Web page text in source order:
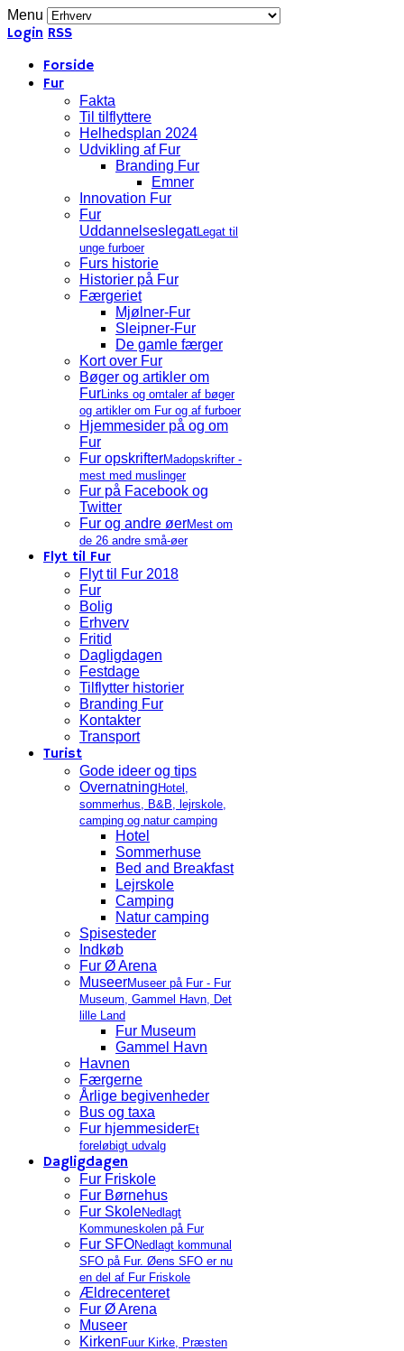
Menu
Login RSS
Forside
Fur
Fakta
Til tilflyttere
Helhedsplan 2024
Udvikling af Fur
Branding Fur
Emner
Innovation Fur
Fur
UddannelseslegatLegat til
unge furboer
Furs historie
Historier på Fur
Færgeriet
Mjølner-Fur
Sleipner-Fur
De gamle færger
Kort over Fur
Bøger og artikler om
FurLinks og omtaler af bøger
og artikler om Fur og af furboer
Hjemmesider på og om
Fur
Fur opskrifterMadopskrifter -
mest med muslinger
Fur på Facebook og
Twitter
Fur og andre øerMest om
de 26 andre små-øer
Flyt til Fur
Flyt til Fur 2018
Fur
Bolig
Erhverv
Fritid
Dagligdagen
Festdage
Tilflytter historier
Branding Fur
Kontakter
Transport
Turist
Gode ideer og tips
Overnatning Hotel,
sommerhus, B&B, lejrskole,
camping og natur camping
Hotel
Sommerhuse
Bed and Breakfast
Lejrskole
Camping
Natur camping
Spisesteder
Indkøb
Fur Ø Arena
MuseerMuseer på Fur - Fur
Museum, Gammel Havn, Det
lille Land
Fur Museum
Gammel Havn
Havnen
Færgerne
Årlige begivenheder
Bus og taxa
Fur hjemmesiderEt
foreløbigt udvalg
Dagligdagen
Fur Friskole
Fur Børnehus
Fur SkoleNedlagt
Kommuneskolen på Fur
Fur SFONedlagt kommunal
SFO på Fur. Øens SFO er nu
en del af Fur Friskole
Ældrecenteret
Fur Ø Arena
Museer
Kirken Fuur Kirke, Præsten